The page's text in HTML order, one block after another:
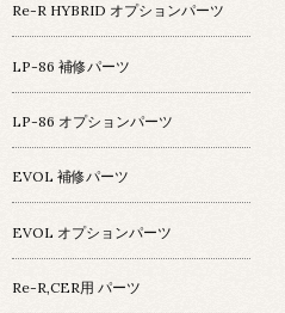
Re-R HYBRID オプションパーツ
LP-86 補修パーツ
LP-86 オプションパーツ
EVOL 補修パーツ
EVOL オプションパーツ
Re-R,CER用 パーツ